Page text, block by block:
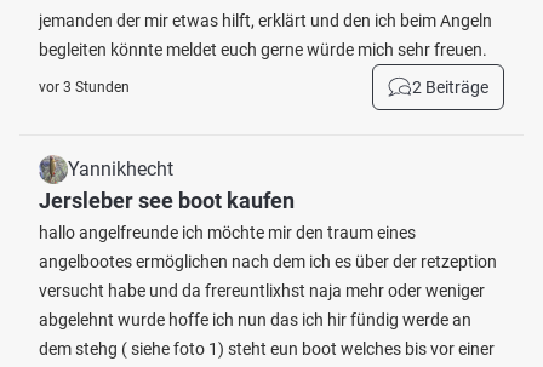
jemanden der mir etwas hilft, erklärt und den ich beim Angeln
begleiten könnte meldet euch gerne würde mich sehr freuen.
vor 3 Stunden 2 Beiträge
Yannikhecht
Jersleber see boot kaufen
hallo angelfreunde ich möchte mir den traum eines
angelbootes ermöglichen nach dem ich es über der retzeption
versucht habe und da frereuntlixhst naja mehr oder weniger
abgelehnt wurde hoffe ich nun das ich hir fündig werde an
dem stehg ( siehe foto 1) steht eun boot welches bis vor einer